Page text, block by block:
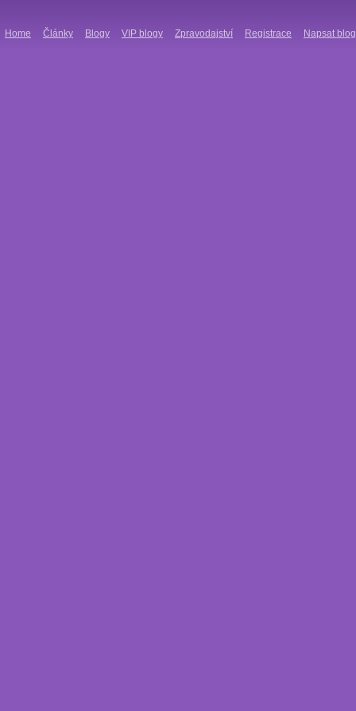
Home Články Blogy VIP blogy Zpravodajství Registrace Napsat blog